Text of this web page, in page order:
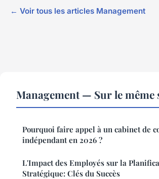
← Voir tous les articles Management
Management — Sur le même
Pourquoi faire appel à un cabinet de
indépendant en 2026 ?
L'Impact des Employés sur la
Stratégique: Clés du Succès